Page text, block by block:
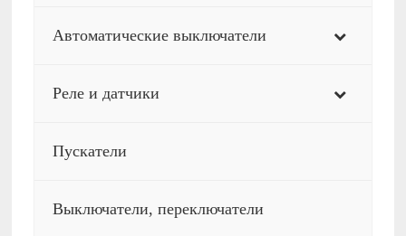
Автоматические выключатели
Реле и датчики
Пускатели
Выключатели, переключатели